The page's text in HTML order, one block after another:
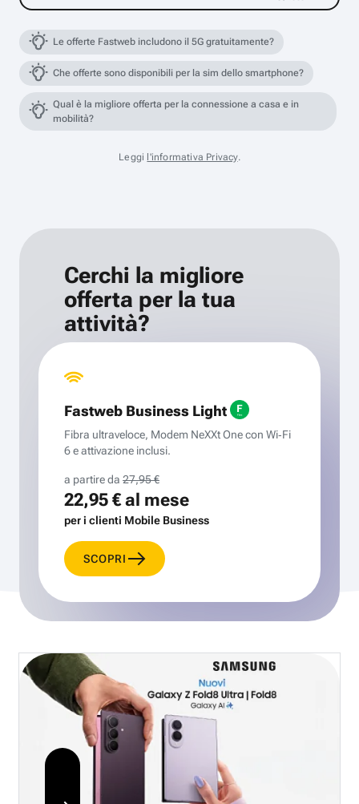
Le offerte Fastweb includono il 5G gratuitamente?
Che offerte sono disponibili per la sim dello smartphone?
Qual è la migliore offerta per la connessione a casa e in
mobilità?
Leggi l'informativa Privacy.
Cerchi la migliore
offerta per la tua
attività?
Fastweb Business Light
Fibra ultraveloce, Modem NeXXt One con Wi‑Fi
6 e attivazione inclusi.
a partire da 27,95 €
22,95 €al mese
per i clienti Mobile Business
SCOPRI